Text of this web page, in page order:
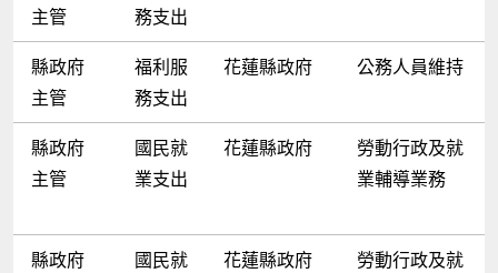
主管 務支出
縣政府
主管
福利服
務支出
花蓮縣政府 公務人員維持
縣政府
主管
國民就
業支出
花蓮縣政府
勞動行政及就
業輔導業務
縣政府
國民就
花蓮縣政府
勞動行政及就